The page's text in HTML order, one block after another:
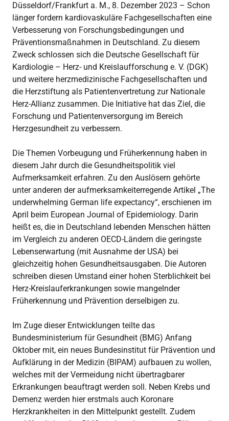
Düsseldorf/Frankfurt a. M., 8. Dezember 2023 – Schon
länger fordern kardiovaskuläre Fachgesellschaften eine
Verbesserung von Forschungsbedingungen und
Präventionsmaßnahmen in Deutschland. Zu diesem
Zweck schlossen sich die Deutsche Gesellschaft für
Kardiologie – Herz- und Kreislaufforschung e. V. (DGK)
und weitere herzmedizinische Fachgesellschaften und
die Herzstiftung als Patientenvertretung zur Nationale
Herz-Allianz zusammen. Die Initiative hat das Ziel, die
Forschung und Patientenversorgung im Bereich
Herzgesundheit zu verbessern.
Die Themen Vorbeugung und Früherkennung haben in
diesem Jahr durch die Gesundheitspolitik viel
Aufmerksamkeit erfahren. Zu den Auslösern gehörte
unter anderen der aufmerksamkeiterregende Artikel „The
underwhelming German life expectancy“, erschienen im
April beim European Journal of Epidemiology. Darin
heißt es, die in Deutschland lebenden Menschen hätten
im Vergleich zu anderen OECD-Ländern die geringste
Lebenserwartung (mit Ausnahme der USA) bei
gleichzeitig hohen Gesundheitsausgaben. Die Autoren
schreiben diesen Umstand einer hohen Sterblichkeit bei
Herz-Kreislauferkrankungen sowie mangelnder
Früherkennung und Prävention derselbigen zu.
Im Zuge dieser Entwicklungen teilte das
Bundesministerium für Gesundheit (BMG) Anfang
Oktober mit, ein neues Bundesinstitut für Prävention und
Aufklärung in der Medizin (BIPAM) aufbauen zu wollen,
welches mit der Vermeidung nicht übertragbarer
Erkrankungen beauftragt werden soll. Neben Krebs und
Demenz werden hier erstmals auch Koronare
Herzkrankheiten in den Mittelpunkt gestellt. Zudem